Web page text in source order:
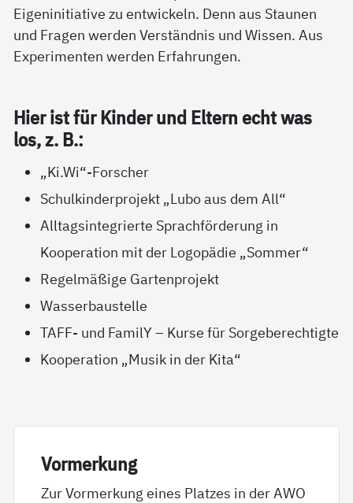
Eigeninitiative zu entwickeln. Denn aus Staunen
und Fragen werden Verständnis und Wissen. Aus
Experimenten werden Erfahrungen.
Hier ist für Kin­der und El­tern echt was
los, z. B.:
„Ki.Wi“-Forscher
Schulkinderprojekt „Lubo aus dem All“
Alltagsintegrierte Sprachförderung in
Kooperation mit der Logopädie „Sommer“
Regelmäßige Gartenprojekt
Wasserbaustelle
TAFF- und FamilY – Kurse für Sorgeberechtigte
Kooperation „Musik in der Kita“
Vor­mer­kung
Zur Vormerkung eines Platzes in der AWO